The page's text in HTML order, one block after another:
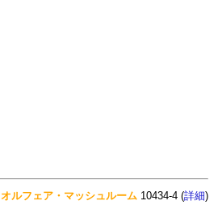
オルフェア・マッシュルーム 10434-4 (詳細)